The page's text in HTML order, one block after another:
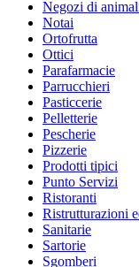
Negozi di
Notai
Ortofrutta
Ottici
Parafarmacie
Parrucchieri
Pasticcerie
Pelletterie
Pescherie
Pizzerie
Prodotti tipici
Punto Servizi
Ristoranti
Ristrutturazioni
Sanitarie
Sartorie
Sgomberi